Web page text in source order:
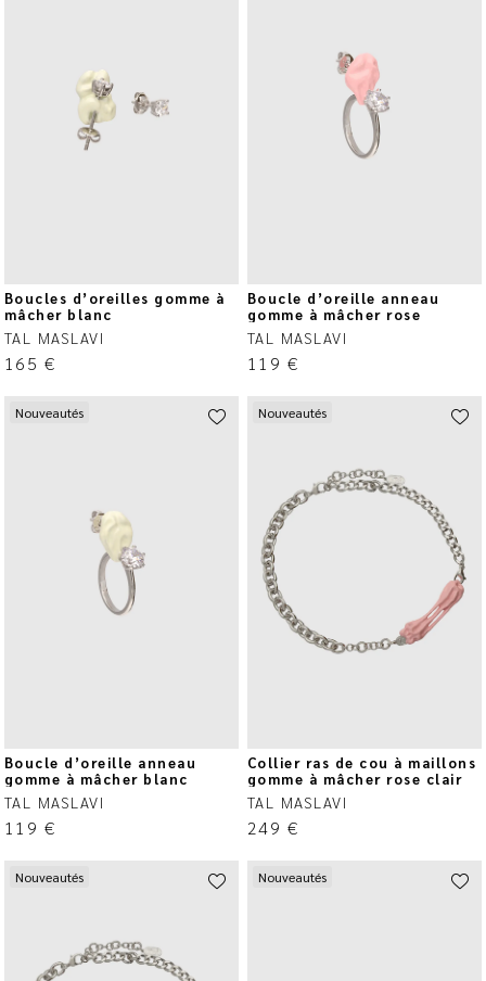
Boucles d’oreilles gomme à
mâcher blanc
TAL MASLAVI
165 €
Boucle d’oreille anneau
gomme à mâcher rose
TAL MASLAVI
119 €
Nouveautés
Boucle d’oreille anneau
gomme à mâcher blanc
TAL MASLAVI
119 €
Nouveautés
Collier ras de cou à maillons
gomme à mâcher rose clair
TAL MASLAVI
249 €
Nouveautés Nouveautés